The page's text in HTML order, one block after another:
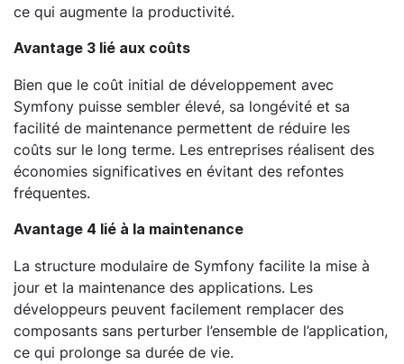
ce qui augmente la productivité.
Avantage 3 lié aux coûts
Bien que le coût initial de développement avec
Symfony puisse sembler élevé, sa longévité et sa
facilité de maintenance permettent de réduire les
coûts sur le long terme. Les entreprises réalisent des
économies significatives en évitant des refontes
fréquentes.
Avantage 4 lié à la maintenance
La structure modulaire de Symfony facilite la mise à
jour et la maintenance des applications. Les
développeurs peuvent facilement remplacer des
composants sans perturber l’ensemble de l’application,
ce qui prolonge sa durée de vie.